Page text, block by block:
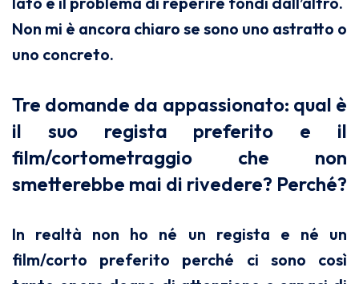
Non mi è ancora chiaro se sono uno astratto o
uno concreto.
Tre domande da appassionato: qual è
il suo regista preferito e il
film/cortometraggio che non
smetterebbe mai di rivedere? Perché?
In realtà non ho né un regista e né un
film/corto preferito perché ci sono così